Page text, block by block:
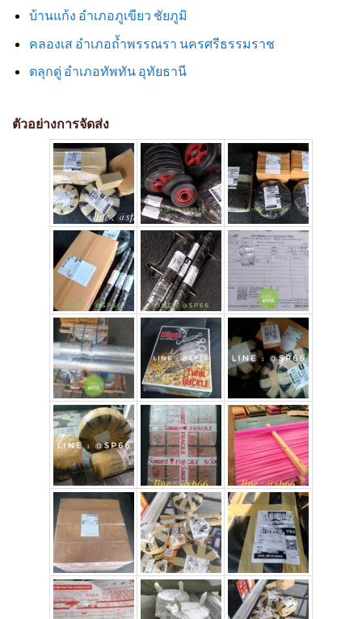
บ้านแก้ง อำเภอภูเขียว ชัยภูมิ
คลองเส อำเภอถ้ำพรรณรา นครศรีธรรมราช
ตลุกดู่ อำเภอทัพทัน อุทัยธานี
ตัวอย่างการจัดส่ง